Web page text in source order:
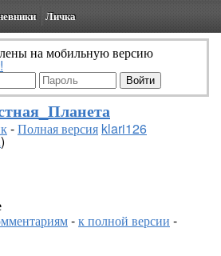
Личка
на мобильную версию
-Полная версия klari126
)
-к полной версии -